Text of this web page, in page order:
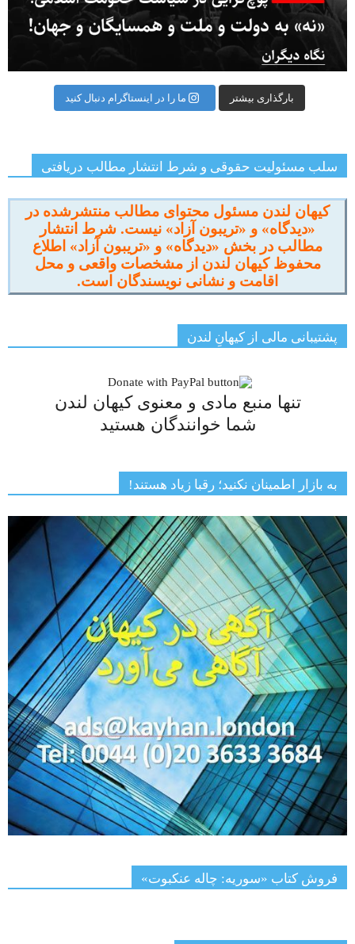
بارگذاری بیشتر ما را در اینستاگرام دنبال کنید
سلب مسئولیت حقوقی و شرط انتشار مطالب دریافتی
کیهان لندن مسئول محتوای مطالب منتشرشده در
«دیدگاه» و «تریبون آزاد» نیست. شرط انتشار
مطالب در بخش «دیدگاه» و «تریبون آزاد» اطلاع
محفوظ کیهان لندن از مشخصات واقعی و محل
اقامت و نشانی نویسندگان است.
پشتیبانی مالی از کیهانِ لندن
تنها منبع مادی و معنوی کیهان لندن
شما خوانندگان هستید
به بازار اطمینان نکنید؛ رقبا زیاد هستند!
فروش کتاب «سوریه: چاله عنکبوت»